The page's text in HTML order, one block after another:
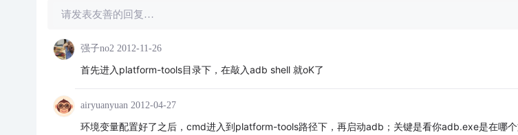
请发表友善的回复…
强子no2 2012-11-26
首先进入platform-tools目录下，在敲入adb shell 就oK了
airyuanyuan 2012-04-27
环境变量配置好了之后，cmd进入到platform-tools路径下，再启动adb；关键是看你adb.exe是在哪